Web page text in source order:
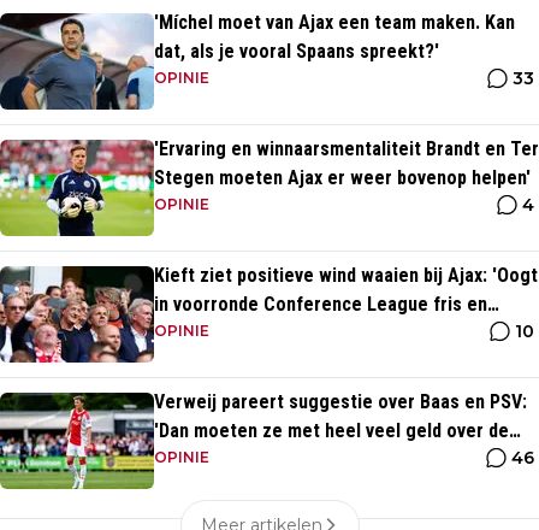
'Míchel moet van Ajax een team maken. Kan
dat, als je vooral Spaans spreekt?'
OPINIE 33
'Ervaring en winnaarsmentaliteit Brandt en Ter
Stegen moeten Ajax er weer bovenop helpen'
OPINIE 4
Kieft ziet positieve wind waaien bij Ajax: 'Oogt
in voorronde Conference League fris en
energiek'
OPINIE 10
Verweij pareert suggestie over Baas en PSV:
'Dan moeten ze met heel veel geld over de
brug komen'
OPINIE 46
Meer artikelen